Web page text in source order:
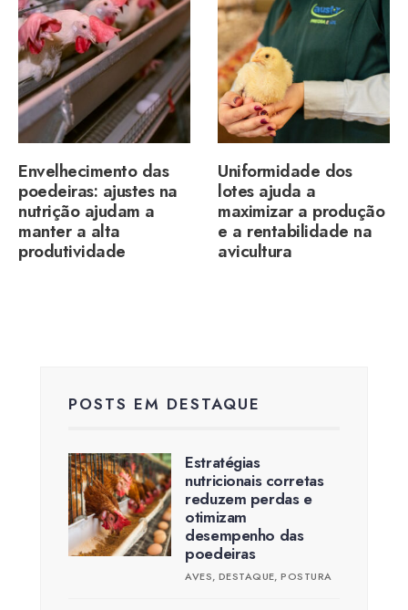
Envelhecimento das
poedeiras: ajustes na
nutrição ajudam a
manter a alta
produtividade
Uniformidade dos
lotes ajuda a
maximizar a produção
e a rentabilidade na
avicultura
POSTS EM DESTAQUE
Estratégias
nutricionais corretas
reduzem perdas e
otimizam
desempenho das
poedeiras
AVES, DESTAQUE,POSTURA